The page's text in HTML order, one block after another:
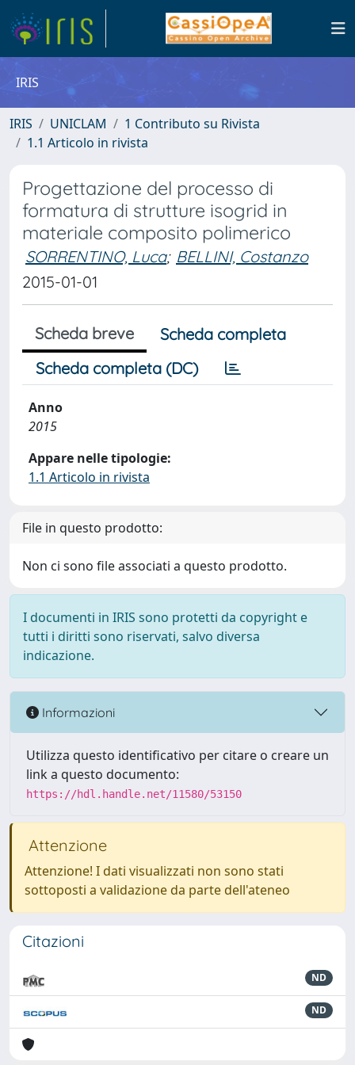
IRIS
IRIS UNICLAM
1 Contributo su Rivista
1.1 Articolo in rivista
Progettazione del processo di
formatura di strutture isogrid in
materiale composito polimerico
SORRENTINO, Luca; BELLINI, Costanzo
2015-01-01
Scheda breve
Scheda completa
Scheda completa (DC)
Anno
2015
Appare nelle tipologie:
1.1 Articolo in rivista
File in questo prodotto:
Non ci sono file associati a questo prodotto.
I documenti in IRIS sono protetti da copyright e
tutti i diritti sono riservati, salvo diversa
indicazione.
Informazioni
Utilizza questo identificativo per citare o creare un
link a questo documento:
https://hdl.handle.net/11580/53150
Attenzione
Attenzione! I dati visualizzati non sono stati
sottoposti a validazione da parte dell'ateneo
Citazioni
ND
ND